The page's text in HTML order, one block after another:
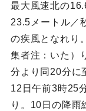
最大風速北の
23.5メートル／
の疾風となれり
集者注：いた）
分より同20分に
12日午前3時25
り。10日の降